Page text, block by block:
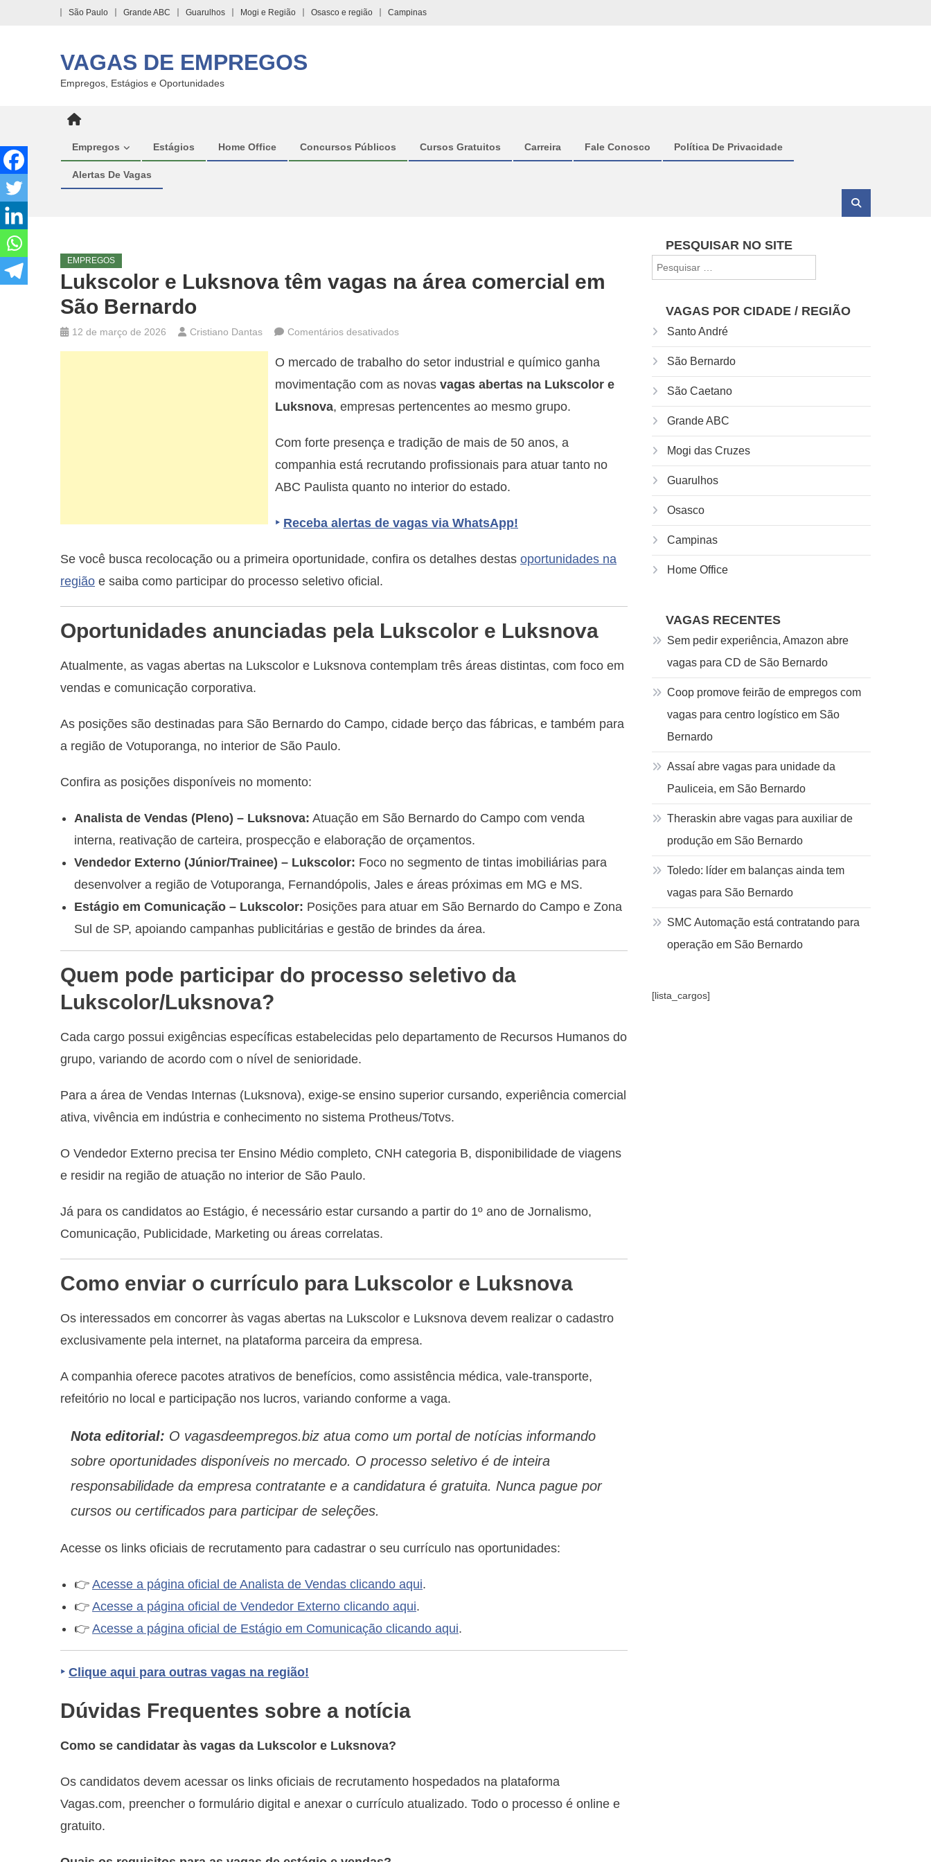
São Paulo Grande ABC Guarulhos Mogi e Região Osasco e região Campinas
VAGAS DE EMPREGOS
Empregos, Estágios e Oportunidades
Empregos Estágios Home Office Concursos Públicos Cursos Gratuitos Carreira Fale Conosco Política De Privacidade
Alertas De Vagas
EMPREGOS
Lukscolor e Luksnova têm vagas na área comercial em
São Bernardo
12 de março de 2026 Cristiano Dantas Comentários desativados
e
Luksnova
vagas
comercial
em
Bernardo
O mercado de trabalho do setor industrial e químico ganha
movimentação com as novas vagas abertas na Lukscolor e
Luksnova, empresas pertencentes ao mesmo grupo.
Com forte presença e tradição de mais de 50 anos, a
companhia está recrutando profissionais para atuar tanto no
ABC Paulista quanto no interior do estado.
‣ Receba alertas de vagas via WhatsApp!
Se você busca recolocação ou a primeira oportunidade, confira os detalhes destas oportunidades na
região e saiba como participar do processo seletivo oficial.
Oportunidades anunciadas pela Lukscolor e Luksnova
Atualmente, as vagas abertas na Lukscolor e Luksnova contemplam três áreas distintas, com foco em
vendas e comunicação corporativa.
As posições são destinadas para São Bernardo do Campo, cidade berço das fábricas, e também para
a região de Votuporanga, no interior de São Paulo.
Confira as posições disponíveis no momento:
Analista de Vendas (Pleno) – Luksnova: Atuação em São Bernardo do Campo com venda
interna, reativação de carteira, prospecção e elaboração de orçamentos.
Vendedor Externo (Júnior/Trainee) – Lukscolor: Foco no segmento de tintas imobiliárias para
desenvolver a região de Votuporanga, Fernandópolis, Jales e áreas próximas em MG e MS.
Estágio em Comunicação – Lukscolor: Posições para atuar em São Bernardo do Campo e Zona
Sul de SP, apoiando campanhas publicitárias e gestão de brindes da área.
Quem pode participar do processo seletivo da
Lukscolor/Luksnova?
Cada cargo possui exigências específicas estabelecidas pelo departamento de Recursos Humanos do
grupo, variando de acordo com o nível de senioridade.
Para a área de Vendas Internas (Luksnova), exige-se ensino superior cursando, experiência comercial
ativa, vivência em indústria e conhecimento no sistema Protheus/Totvs.
O Vendedor Externo precisa ter Ensino Médio completo, CNH categoria B, disponibilidade de viagens
e residir na região de atuação no interior de São Paulo.
Já para os candidatos ao Estágio, é necessário estar cursando a partir do 1º ano de Jornalismo,
Comunicação, Publicidade, Marketing ou áreas correlatas.
Como enviar o currículo para Lukscolor e Luksnova
Os interessados em concorrer às vagas abertas na Lukscolor e Luksnova devem realizar o cadastro
exclusivamente pela internet, na plataforma parceira da empresa.
A companhia oferece pacotes atrativos de benefícios, como assistência médica, vale-transporte,
refeitório no local e participação nos lucros, variando conforme a vaga.
Nota editorial: O vagasdeempregos.biz atua como um portal de notícias informando
sobre oportunidades disponíveis no mercado. O processo seletivo é de inteira
responsabilidade da empresa contratante e a candidatura é gratuita. Nunca pague por
cursos ou certificados para participar de seleções.
Acesse os links oficiais de recrutamento para cadastrar o seu currículo nas oportunidades:
👉 Acesse a página oficial de Analista de Vendas clicando aqui.
👉 Acesse a página oficial de Vendedor Externo clicando aqui.
👉 Acesse a página oficial de Estágio em Comunicação clicando aqui.
‣ Clique aqui para outras vagas na região!
Dúvidas Frequentes sobre a notícia
Como se candidatar às vagas da Lukscolor e Luksnova?
Os candidatos devem acessar os links oficiais de recrutamento hospedados na plataforma
Vagas.com, preencher o formulário digital e anexar o currículo atualizado. Todo o processo é online e
gratuito.
PESQUISAR NO SITE
por:
VAGAS POR CIDADE / REGIÃO
Santo André
São Bernardo
São Caetano
Grande ABC
Mogi das Cruzes
Guarulhos
Osasco
Campinas
Home Office
VAGAS RECENTES
Sem pedir experiência, Amazon abre
vagas para CD de São Bernardo
Coop promove feirão de empregos com
vagas para centro logístico em São
Bernardo
Assaí abre vagas para unidade da
Pauliceia, em São Bernardo
Theraskin abre vagas para auxiliar de
produção em São Bernardo
Toledo: líder em balanças ainda tem
vagas para São Bernardo
SMC Automação está contratando para
operação em São Bernardo
[lista_cargos]